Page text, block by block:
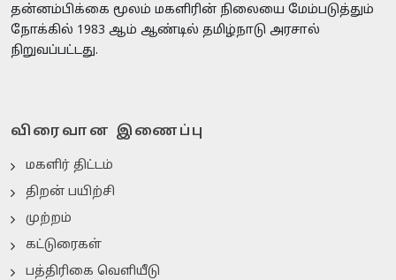
தன்னம்பிக்கை மூலம் மகளிரின் நிலையை மேம்படுத்தும்
நோக்கில் 1983 ஆம் ஆண்டில் தமிழ்நாடு அரசால்
நிறுவப்பட்டது.
விரைவான இணைப்பு
மகளிர் திட்டம்
திறன் பயிற்சி
முற்றம்
கட்டுரைகள்
பத்திரிகை வெளியீடு